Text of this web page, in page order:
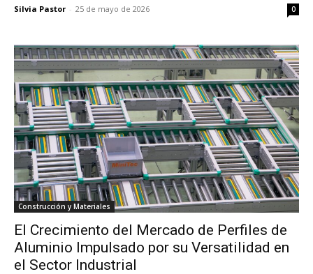
Silvia Pastor - 25 de mayo de 2026 0
Construcción y Materiales
El Crecimiento del Mercado de Perfiles de
Aluminio Impulsado por su Versatilidad en
el Sector Industrial